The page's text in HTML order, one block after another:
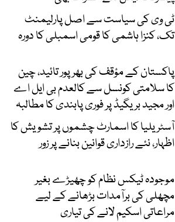
ٹی وی کی سیاست سے اصل پارلیمنٹ
تک، کنزا ہاشمی کا قومی اسمبلی کا دورہ
پاکستان کے مؤقف کی بھرپور تائید، چین
کا سلامتی کونسل سے کالعدم بی ایل اے
اور مجید بریگیڈ پر فوری پابندی کا مطالبہ
آسٹریلیا کا اسمارٹ چشموں پر تشویش کا
اظہار، نئے رازداری قوانین بنانے پر زور
موجودہ ٹیکس نظام کو چھیڑے بغیر
مچھلی کی برآمدات بڑھانے کے لیے
مراعاتی اسکیم لانے کی تیاری